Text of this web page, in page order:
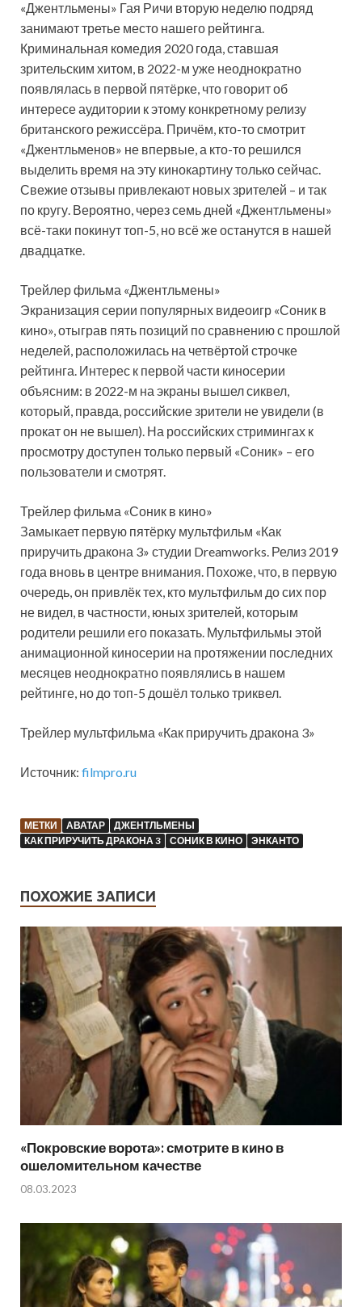
«Джентльмены» Гая Ричи вторую неделю подряд
занимают третье место нашего рейтинга.
Криминальная комедия 2020 года, ставшая
зрительским хитом, в 2022-м уже неоднократно
появлялась в первой пятёрке, что говорит об
интересе аудитории к этому конкретному релизу
британского режиссёра. Причём, кто-то смотрит
«Джентльменов» не впервые, а кто-то решился
выделить время на эту кинокартину только сейчас.
Свежие отзывы привлекают новых зрителей – и так
по кругу. Вероятно, через семь дней «Джентльмены»
всё-таки покинут топ-5, но всё же останутся в нашей
двадцатке.
Трейлер фильма «Джентльмены»
Экранизация серии популярных видеоигр «Соник в
кино», отыграв пять позиций по сравнению с прошлой
неделей, расположилась на четвёртой строчке
рейтинга. Интерес к первой части киносерии
объясним: в 2022-м на экраны вышел сиквел,
который, правда, российские зрители не увидели (в
прокат он не вышел). На российских стримингах к
просмотру доступен только первый «Соник» – его
пользователи и смотрят.
Трейлер фильма «Соник в кино»
Замыкает первую пятёрку мультфильм «Как
приручить дракона 3» студии Dreamworks. Релиз 2019
года вновь в центре внимания. Похоже, что, в первую
очередь, он привлёк тех, кто мультфильм до сих пор
не видел, в частности, юных зрителей, которым
родители решили его показать. Мультфильмы этой
анимационной киносерии на протяжении последних
месяцев неоднократно появлялись в нашем
рейтинге, но до топ-5 дошёл только триквел.
Трейлер мультфильма «Как приручить дракона 3»
Источник: filmpro.ru
МЕТКИ АВАТАР
ДЖЕНТЛЬМЕНЫ
КАК ПРИРУЧИТЬ ДРАКОНА 3
СОНИК В КИНО ЭНКАНТО
ПОХОЖИЕ ЗАПИСИ
«Покровские ворота»: смотрите в кино в
ошеломительном качестве
08.03.2023